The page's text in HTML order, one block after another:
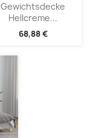
Gewichtsdecke
Hellcreme...
68,88 €